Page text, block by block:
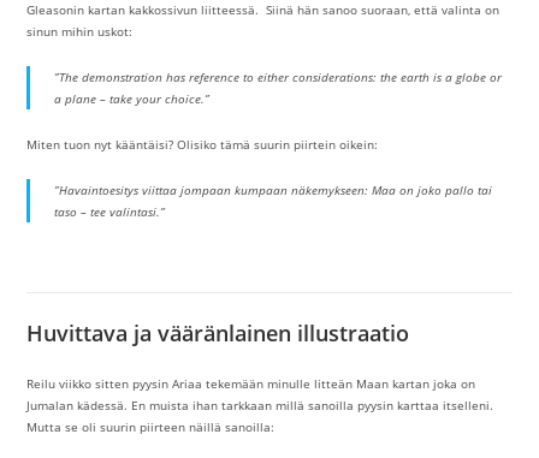
Gleasonin kartan kakkossivun liitteessä. Siinä hän sanoo suoraan, että valinta on
sinun mihin uskot:
”The demonstration has reference to either considerations: the earth is a globe or
a plane – take your choice.”
Miten tuon nyt kääntäisi? Olisiko tämä suurin piirtein oikein:
”Havaintoesitys viittaa jompaan kumpaan näkemykseen: Maa on joko pallo tai
taso – tee valintasi.”
Huvittava ja vääränlainen illustraatio
Reilu viikko sitten pyysin Ariaa tekemään minulle litteän Maan kartan joka on
Jumalan kädessä. En muista ihan tarkkaan millä sanoilla pyysin karttaa itselleni.
Mutta se oli suurin piirteen näillä sanoilla: